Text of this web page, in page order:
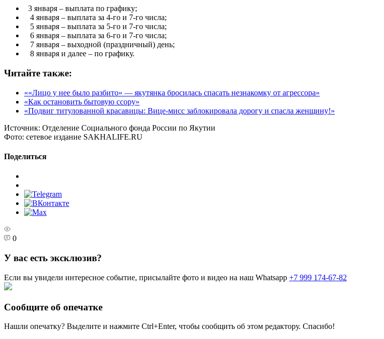
3 января – выплата по графику;
4 января – выплата за 4-го и 7-го числа;
5 января – выплата за 5-го и 7-го числа;
6 января – выплата за 6-го и 7-го числа;
7 января – выходной (праздничный) день;
8 января и далее – по графику.
Читайте также:
««Лицо у нее было разбито» — якутянка бросилась спасать незнакомку от агрессора»
«Как остановить бытовую ссору»
«Подвиг титулованной красавицы: Вице-мисс заблокировала дорогу и спасла женщину!»
Источник: Отделение Социального фонда России по Якутии
Фото: сетевое издание SAKHALIFE.RU
Поделиться
0
У вас есть эксклюзив?
Если вы увидели интересное событие, присылайте фото и видео на наш Whatsapp +7 999 174-67-82
Сообщите об опечатке
Нашли опечатку? Выделите и нажмите Ctrl+Enter, чтобы сообщить об этом редактору. Спасибо!